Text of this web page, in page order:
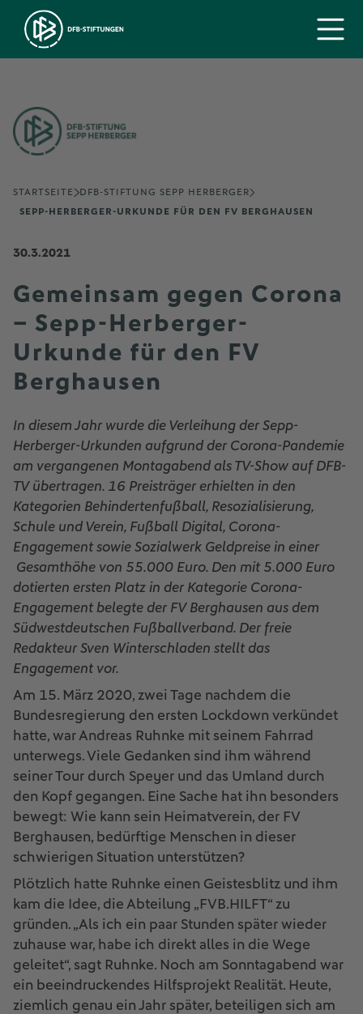
STARTSEITE
DFB-STIFTUNG SEPP HERBERGER
SEPP-HERBERGER-URKUNDE FÜR DEN FV BERGHAUSEN
30.3.2021
Gemeinsam gegen Corona
– Sepp-Herberger-
Urkunde für den FV
Berghausen
In diesem Jahr wurde die Verleihung der Sepp-
Herberger-Urkunden aufgrund der Corona-Pandemie
am vergangenen Montagabend als TV-Show auf DFB-
TV übertragen. 16 Preisträger erhielten in den
Kategorien Behindertenfußball, Resozialisierung,
Schule und Verein, Fußball Digital, Corona-
Engagement sowie Sozialwerk Geldpreise in einer
Gesamthöhe von 55.000 Euro. Den mit 5.000 Euro
dotierten ersten Platz in der Kategorie Corona-
Engagement belegte der FV Berghausen aus dem
Südwestdeutschen Fußballverband. Der freie
Redakteur Sven Winterschladen stellt das
Engagement vor.
Am 15. März 2020, zwei Tage nachdem die
Bundesregierung den ersten Lockdown verkündet
hatte, war Andreas Ruhnke mit seinem Fahrrad
unterwegs. Viele Gedanken sind ihm während
seiner Tour durch Speyer und das Umland durch
den Kopf gegangen. Eine Sache hat ihn besonders
bewegt: Wie kann sein Heimatverein, der FV
Berghausen, bedürftige Menschen in dieser
schwierigen Situation unterstützen?
Plötzlich hatte Ruhnke einen Geistesblitz und ihm
kam die Idee, die Abteilung „FVB.HILFT“ zu
gründen. „Als ich ein paar Stunden später wieder
zuhause war, habe ich direkt alles in die Wege
geleitet“, sagt Ruhnke. Noch am Sonntagabend war
ein beeindruckendes Hilfsprojekt Realität. Heute,
ziemlich genau ein Jahr später, beteiligen sich am